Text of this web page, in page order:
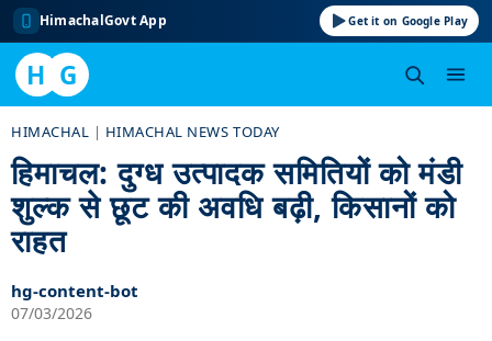
HimachalGovt App Get it on Google Play
H G
content
HIMACHAL | HIMACHAL NEWS TODAY
हिमाचल: दुग्ध उत्पादक समितियों को मंडी
शुल्क से छूट की अवधि बढ़ी, किसानों को
राहत
hg-content-bot
07/03/2026